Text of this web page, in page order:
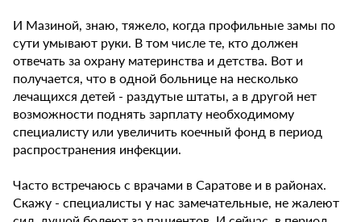
И Мазиной, знаю, тяжело, когда профильные замы по
сути умывают руки. В том числе те, кто должен
отвечать за охрану материнства и детства. Вот и
получается, что в одной больнице на несколько
лечащихся детей - раздутые штаты, а в другой нет
возможности поднять зарплату необходимому
специалисту или увеличить коечный фонд в период
распространения инфекции.
Часто встречаюсь с врачами в Саратове и в районах.
Скажу - специалисты у нас замечательные, не жалеют